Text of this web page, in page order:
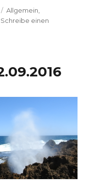
Kategorien
Allgemein
Schreibe einen